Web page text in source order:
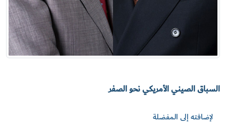
السباق الصيني الأمريكي نحو الصفر
لإضافته إلى المفضلة